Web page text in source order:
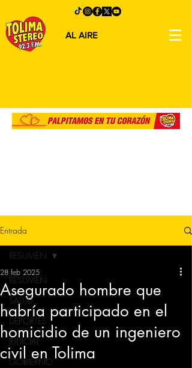
AL AIRE
Entrada
RESUMEN
SALUD
DEPORTES
JUDICIAL
GOBIERNO
RESUMEN
Asegurado hombre que
habría participado en el
homicidio de un ingeniero
civil en Tolima
28 feb 2025